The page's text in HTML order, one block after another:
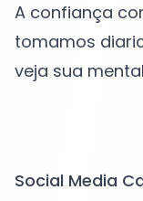
A confiança
tomamos
veja sua
Social Media